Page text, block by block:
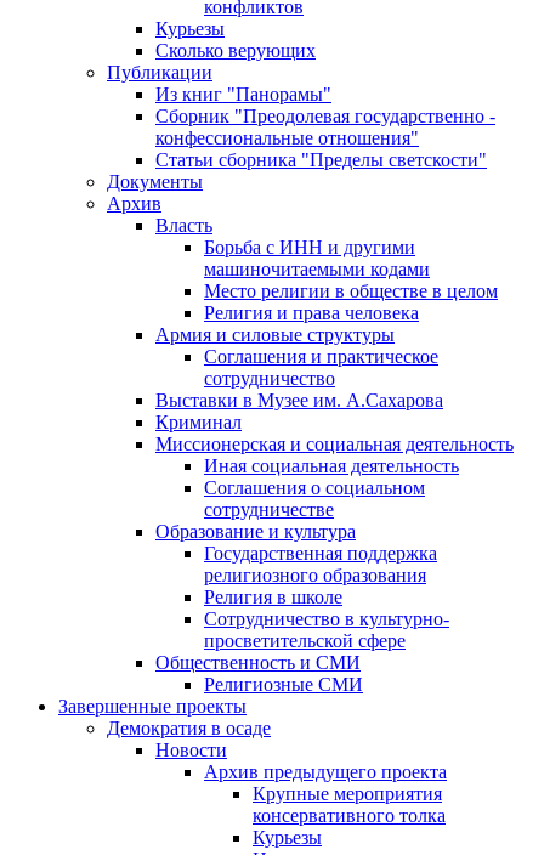
конфликтов
Курьезы
Сколько верующих
Публикации
Из книг "Панорамы"
Сборник "Преодолевая государственно -
конфессиональные отношения"
Статьи сборника "Пределы светскости"
Документы
Архив
Власть
Борьба с ИНН и другими
машиночитаемыми кодами
Место религии в обществе в целом
Религия и права человека
Армия и силовые структуры
Соглашения и практическое
сотрудничество
Выставки в Музее им. А.Сахарова
Криминал
Миссионерская и социальная деятельность
Иная социальная деятельность
Соглашения о социальном
сотрудничестве
Образование и культура
Государственная поддержка
религиозного образования
Религия в школе
Сотрудничество в культурно-
просветительской сфере
Общественность и СМИ
Религиозные СМИ
Завершенные проекты
Демократия в осаде
Новости
Архив предыдущего проекта
Крупные мероприятия
консервативного толка
Курьезы